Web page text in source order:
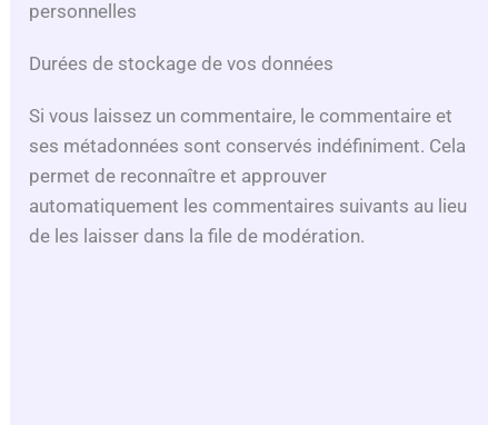
personnelles
Durées de stockage de vos données
Si vous laissez un commentaire, le commentaire et
ses métadonnées sont conservés indéfiniment. Cela
permet de reconnaître et approuver
automatiquement les commentaires suivants au lieu
de les laisser dans la file de modération.